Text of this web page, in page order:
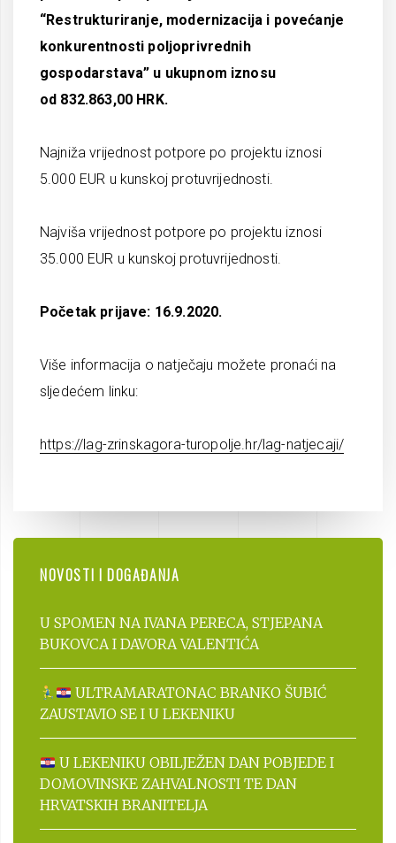
“Restrukturiranje, modernizacija i povećanje
konkurentnosti poljoprivrednih
gospodarstava” u ukupnom iznosu
od 832.863,00 HRK.
Najniža vrijednost potpore po projektu iznosi
5.000 EUR u kunskoj protuvrijednosti.
Najviša vrijednost potpore po projektu iznosi
35.000 EUR u kunskoj protuvrijednosti.
Početak prijave: 16.9.2020.
Više informacija o natječaju možete pronaći na
sljedećem linku:
https://lag-zrinskagora-turopolje.hr/lag-natjecaji/
NOVOSTI I DOGAĐANJA
U SPOMEN NA IVANA PERECA, STJEPANA
BUKOVCA I DAVORA VALENTIĆA
ULTRAMARATONAC BRANKO ŠUBIĆ
ZAUSTAVIO SE I U LEKENIKU
U LEKENIKU OBILJEŽEN DAN POBJEDE I
DOMOVINSKE ZAHVALNOSTI TE DAN
HRVATSKIH BRANITELJA